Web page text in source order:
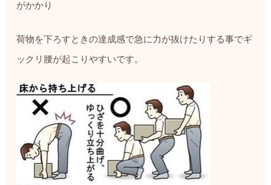
がかかり
荷物を下ろすときの達成感で急に力が抜けたりする事でギ
ックリ腰が起こりやすいです。